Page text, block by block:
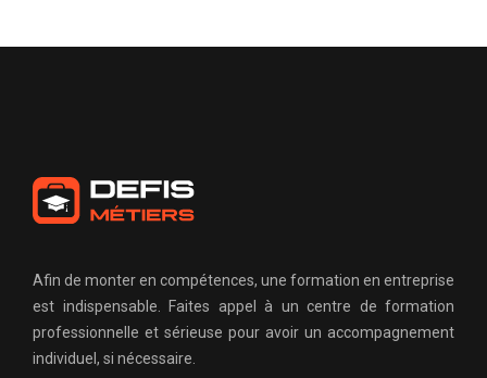
Afin de monter en compétences, une formation en entreprise
est indispensable. Faites appel à un centre de formation
professionnelle et sérieuse pour avoir un accompagnement
individuel, si nécessaire.